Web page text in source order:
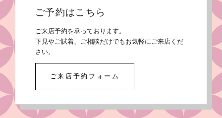
ご予約はこちら
ご来店予約を承っております。
下見やご試着、ご相談だけでもお気軽にご来店くだ
さい。
ご来店予約フォーム